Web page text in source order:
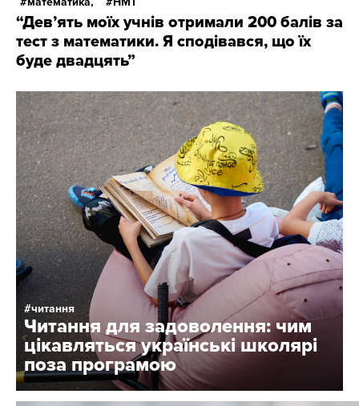
“Дев’ять моїх учнів отримали 200 балів за
тест з математики. Я сподівався, що їх
буде двадцять”
читання
Читання для задоволення: чим
цікавляться українські школярі
поза програмою